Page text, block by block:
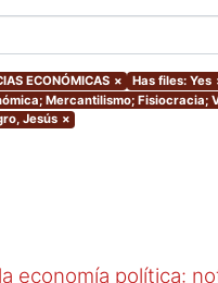
ECONÓMICAS × Has files: Yes
Mercantilismo; Fisiocracia;
Jesús ×
economía política: